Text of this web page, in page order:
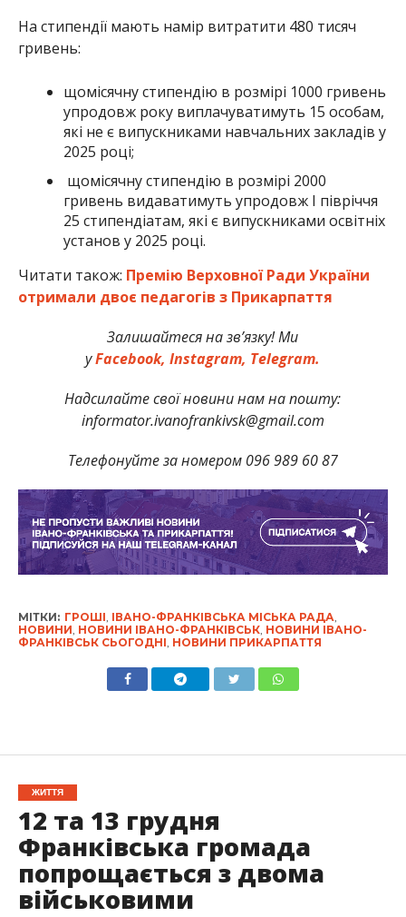
На стипендії мають намір витратити 480 тисяч
гривень:
щомісячну стипендію в розмірі 1000 гривень
упродовж року виплачуватимуть 15 особам,
які не є випускниками навчальних закладів у
2025 році;
щомісячну стипендію в розмірі 2000
гривень видаватимуть упродовж І півріччя
25 стипендіатам, які є випускниками освітніх
установ у 2025 році.
Читати також: Премію Верховної Ради України
отримали двоє педагогів з Прикарпаття
Залишайтеся на зв’язку! Ми
уFacebook, Instagram, Telegram.
Надсилайте свої новини нам на пошту:
informator.ivanofrankivsk@gmail.com
Телефонуйте за номером 096 989 60 87
МІТКИ: ГРОШІ ІВАНО-ФРАНКІВСЬКА МІСЬКА РАДА
НОВИНИ НОВИНИ ІВАНО-ФРАНКІВСЬК, НОВИНИ ІВАНО-
ФРАНКІВСЬК СЬОГОДНІ НОВИНИ ПРИКАРПАТТЯ
ЖИТТЯ
12 та 13 грудня
Франківська громада
попрощається з двома
військовими